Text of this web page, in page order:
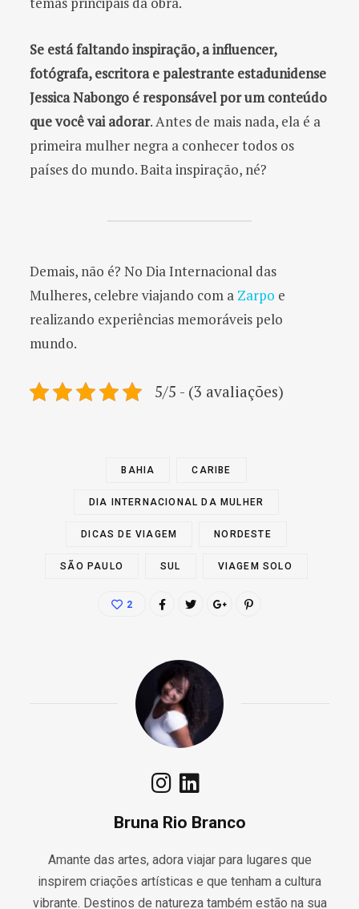
Se está faltando inspiração, a influencer,
fotógrafa, escritora e palestrante estadunidense
Jessica Nabongo é responsável por um conteúdo
que você vai adorar. Antes de mais nada, ela é a
primeira mulher negra a conhecer todos os
países do mundo. Baita inspiração, né?
Demais, não é? No Dia Internacional das
Mulheres, celebre viajando com a Zarpo e
realizando experiências memoráveis pelo
mundo.
5/5 - (3 avaliações)
BAHIA CARIBE
DIA INTERNACIONAL DA MULHER
DICAS DE VIAGEM NORDESTE
SÃO PAULO SUL VIAGEM SOLO
2
Bruna Rio Branco
Amante das artes, adora viajar para lugares que
inspirem criações artísticas e que tenham a cultura
vibrante. Destinos de natureza também estão na sua